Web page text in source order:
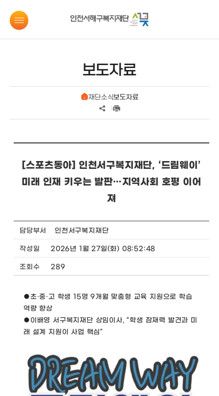
보도자료
재단소식보도자료
[스포츠동아] 인천서구복지재단, ‘드림웨이’
미래 인재 키우는 발판…지역사회 호평 이어
져
담당부서 인천서구복지재단
작성일 2026년 1월 27일(화) 08:52:48
조회수 289
●초·중·고 학생 15명 9개월 맞춤형 교육 지원으로 학습
역량 향상
●이배영 서구복지재단 상임이사, “학생 잠재력 발견과 미
래 설계 지원이 사업 핵심”